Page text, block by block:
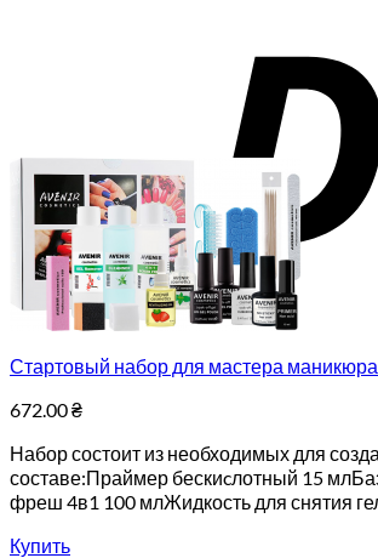
Стартовый набор для мастера
672.00₴
Набор состоит из необходимых для
составе:Праймер бескиcлотный 15
фреш 4в1 100 млЖидкость для снятия
Купить